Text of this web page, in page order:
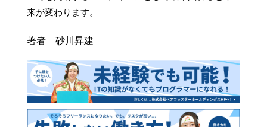
来が変わります。
著者 砂川昇建